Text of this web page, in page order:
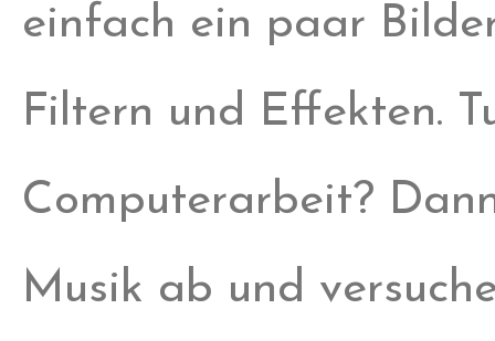
einfach ein paar
Filtern und Effekten.
Computerarbeit?
Musik ab und